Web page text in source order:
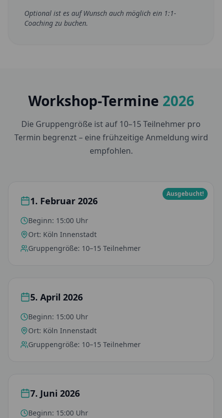
Optional ist es auf Wunsch auch möglich ein 1:1-
Coaching zu buchen.
Workshop-Termine 2026
Die Gruppengröße ist auf 10–15 Teilnehmer pro
Termin begrenzt – eine frühzeitige Anmeldung wird
empfohlen.
Ausgebucht!
1. Februar 2026
Beginn: 15:00 Uhr
Ort: Köln Innenstadt
Gruppengröße: 10–15 Teilnehmer
5. April 2026
Beginn: 15:00 Uhr
Ort: Köln Innenstadt
Gruppengröße: 10–15 Teilnehmer
7. Juni 2026
Beginn: 15:00 Uhr